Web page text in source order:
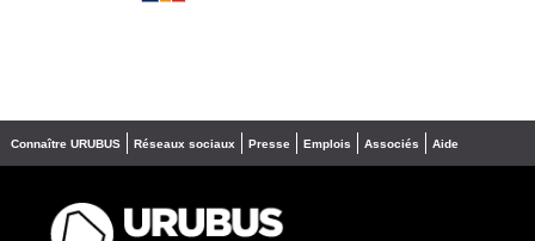
Connaître URUBUS Réseaux sociaux Presse Emplois Associés Aide